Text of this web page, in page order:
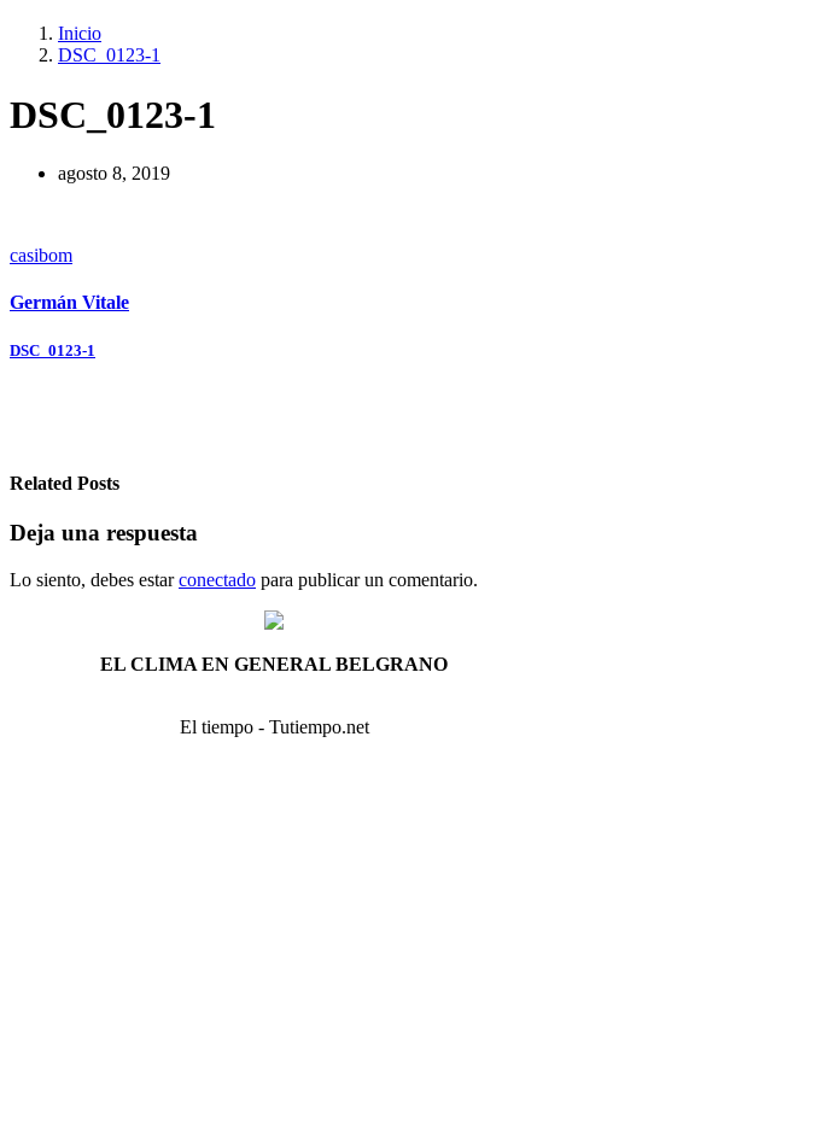
Inicio
DSC_0123-1
DSC_0123-1
agosto 8, 2019
casibom
Germán Vitale
Navegación
DSC_0123-1
Related Posts
Deja una respuesta
Lo siento, debes estarconectado para publicar un comentario.
EL CLIMA EN GENERAL BELGRANO
El tiempo - Tutiempo.net